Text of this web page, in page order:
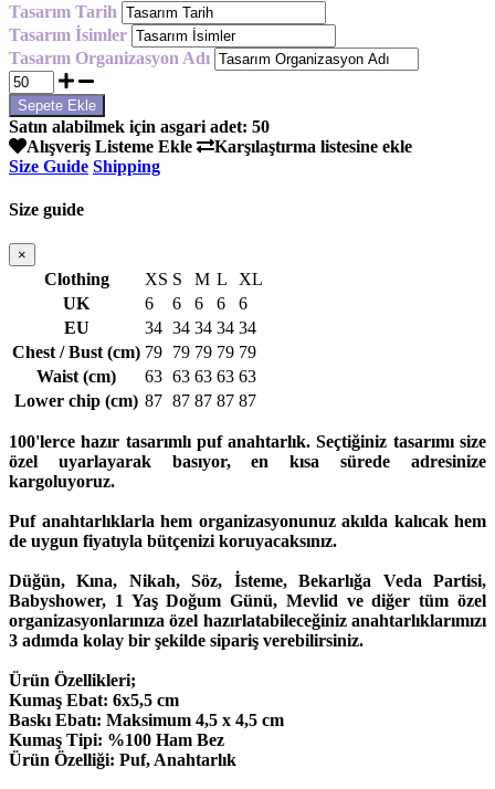
Tasarım Tarih
Tasarım İsimler
Tasarım Organizasyon Adı
Satın alabilmek için asgari adet: 50
Alışveriş Listeme Ekle
Karşılaştırma listesine ekle
Size Guide Shipping
Size guide
×
Clothing XS S M L
XL
UK
6 6 6 6
6
EU
34 34 34 34 34
Chest / Bust (cm) 79 79 79 79 79
Waist (cm)
63 63 63 63 63
Lower chip (cm) 87 87 87 87 87
100'lerce hazır tasarımlı puf anahtarlık. Seçtiğiniz tasarımı size
özel uyarlayarak basıyor, en kısa sürede adresinize
kargoluyoruz.
Puf anahtarlıklarla hem organizasyonunuz akılda kalıcak hem
de uygun fiyatıyla bütçenizi koruyacaksınız.
Düğün, Kına, Nikah, Söz, İsteme, Bekarlığa Veda Partisi,
Babyshower, 1 Yaş Doğum Günü, Mevlid ve diğer tüm özel
organizasyonlarınıza özel hazırlatabileceğiniz anahtarlıklarımızı
3 adımda kolay bir şekilde sipariş verebilirsiniz.
Ürün Özellikleri;
Kumaş Ebat: 6x5,5 cm
Baskı Ebatı: Maksimum 4,5 x 4,5 cm
Kumaş Tipi: %100 Ham Bez
Ürün Özelliği: Puf, Anahtarlık